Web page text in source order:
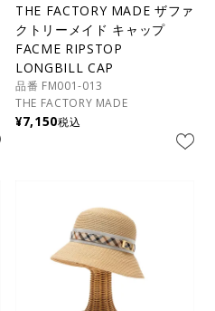
THE FACTORY MADE ザファ
クトリーメイド キャップ
FACME RIPSTOP
LONGBILL CAP
品番 FM001-013
THE FACTORY MADE
¥7,150税込